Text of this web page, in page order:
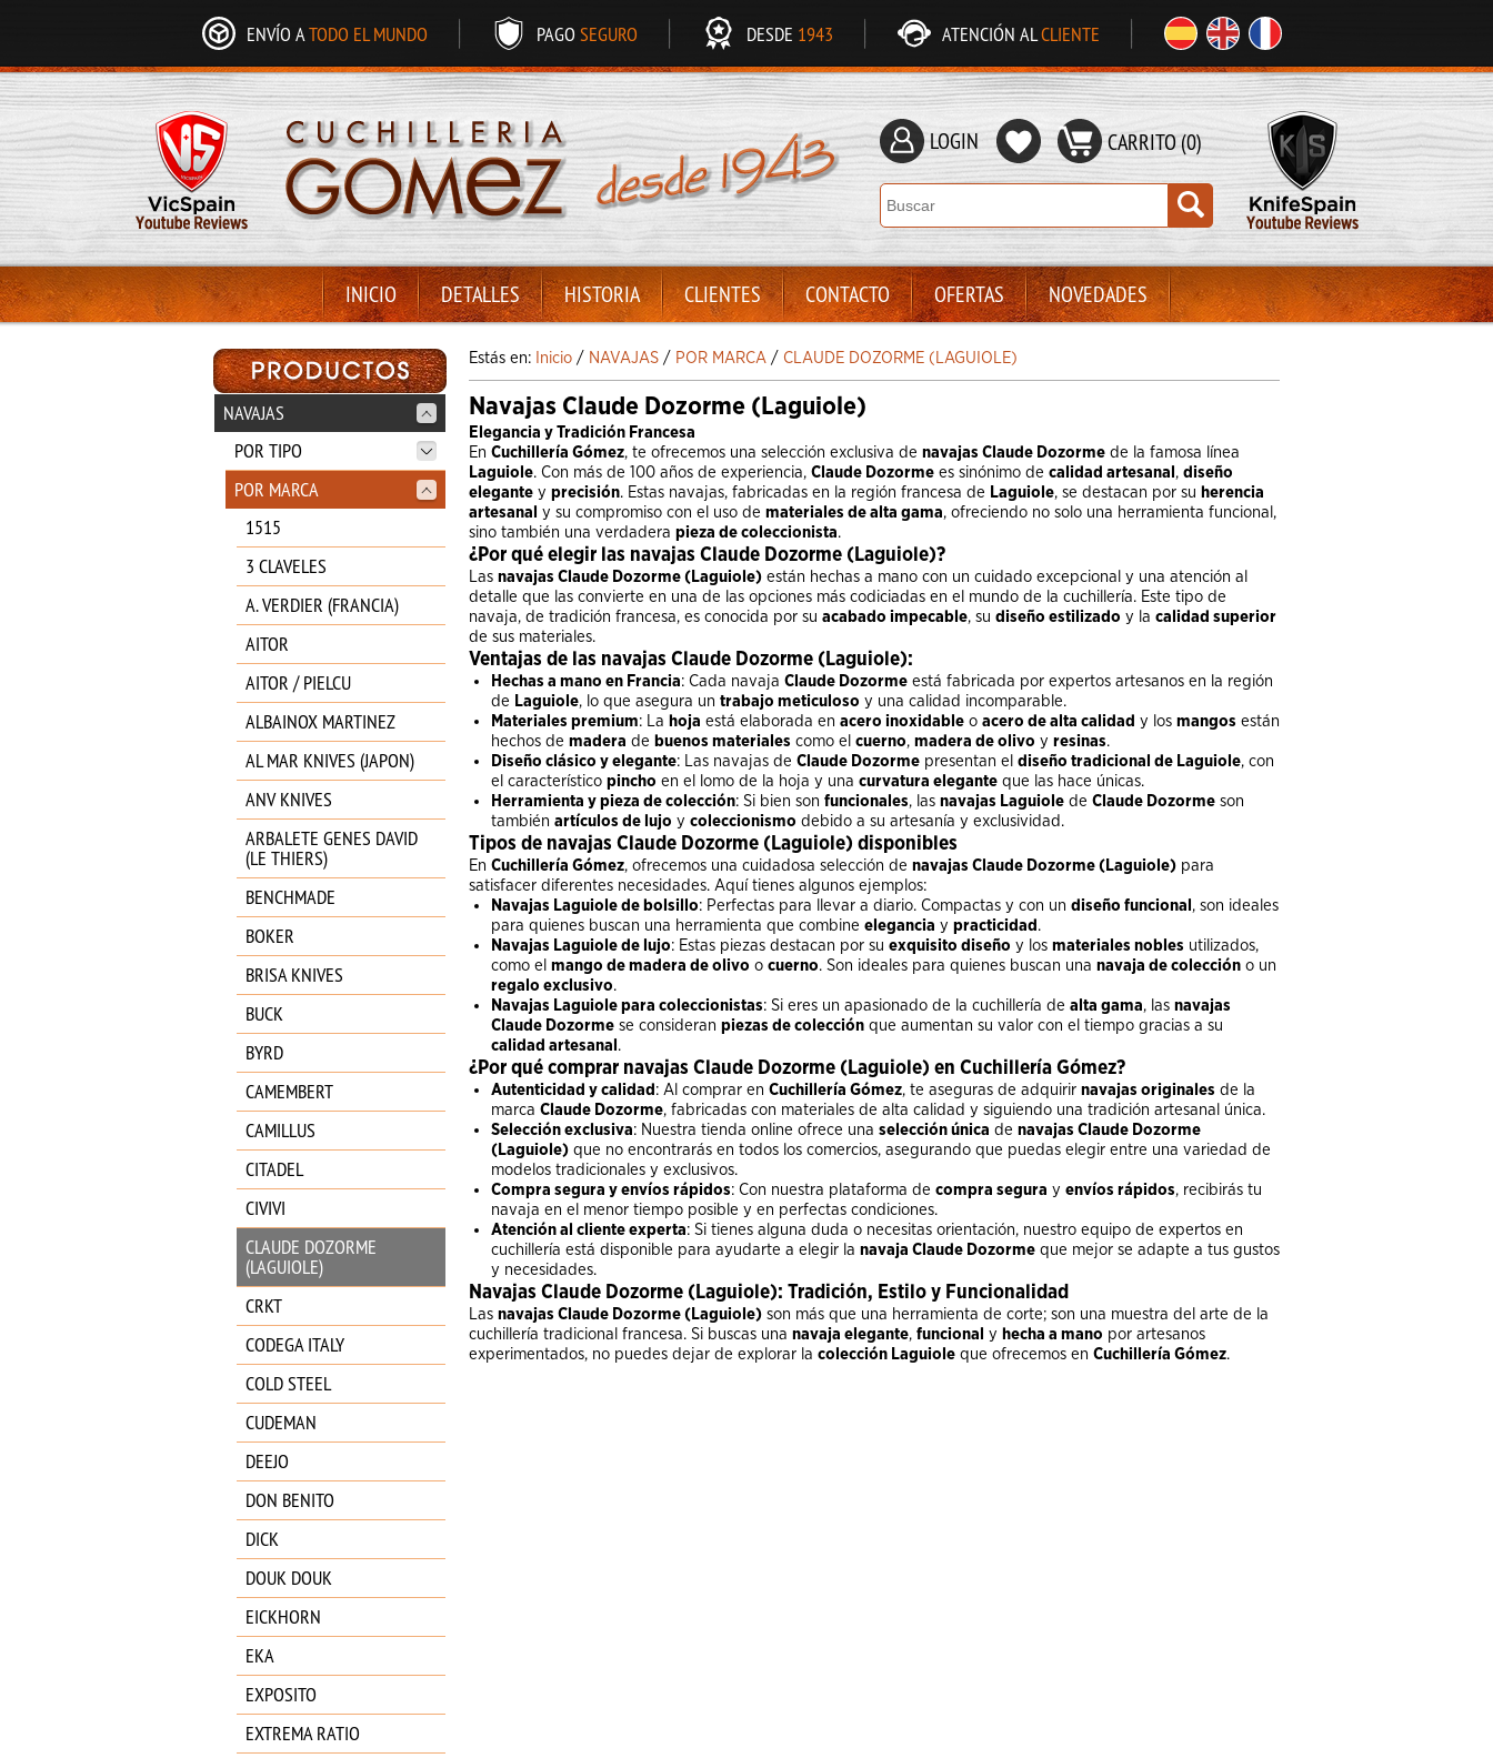
ENVÍO ATODO EL MUNDO PAGO SEGURO DESDE 1943 ATENCIÓN ALCLIENTE
LOGIN CARRITO (0)
INICIO DETALLES HISTORIA CLIENTES CONTACTO OFERTAS NOVEDADES
NAVAJAS
POR TIPO
POR MARCA
1515
3 CLAVELES
A. VERDIER (FRANCIA)
AITOR
AITOR / PIELCU
ALBAINOX MARTINEZ
AL MAR KNIVES (JAPON)
ANV KNIVES
ARBALETE GENES DAVID
(LE THIERS)
BENCHMADE
BOKER
BRISA KNIVES
BUCK
BYRD
CAMEMBERT
CAMILLUS
CITADEL
CIVIVI
CLAUDE DOZORME
(LAGUIOLE)
CRKT
CODEGA ITALY
COLD STEEL
CUDEMAN
DEEJO
DON BENITO
DICK
DOUK DOUK
EICKHORN
EKA
EXPOSITO
EXTREMA RATIO
Estás en: Inicio / NAVAJAS / POR MARCA / CLAUDE DOZORME (LAGUIOLE)
Navajas Claude Dozorme (Laguiole)
Elegancia y Tradición Francesa
En Cuchillería Gómez, te ofrecemos una selección exclusiva de navajas Claude Dozorme de la famosa línea
Laguiole. Con más de 100 años de experiencia, Claude Dozorme es sinónimo de calidad artesanal , diseño
elegante y precisión. Estas navajas, fabricadas en la región francesa de Laguiole, se destacan por su herencia
artesanal y su compromiso con el uso de materiales de alta gama, ofreciendo no solo una herramienta funcional,
sino también una verdadera pieza de coleccionista.
¿Por qué elegir las navajas Claude Dozorme (Laguiole)?
Las navajas Claude Dozorme (Laguiole) están hechas a mano con un cuidado excepcional y una atención al
detalle que las convierte en una de las opciones más codiciadas en el mundo de la cuchillería. Este tipo de
navaja, de tradición francesa, es conocida por su acabado impecable, su diseño estilizado y la calidad superior
de sus materiales.
Ventajas de las navajas Claude Dozorme (Laguiole):
Hechas a mano en Francia: Cada navaja Claude Dozorme está fabricada por expertos artesanos en la región
de Laguiole, lo que asegura un trabajo meticuloso y una calidad incomparable.
Materiales premium: La hoja está elaborada en acero inoxidable o acero de alta calidad y los mangos están
hechos de madera de buenos materiales como el cuerno, madera de olivo y resinas.
Diseño clásico y elegante: Las navajas de Claude Dozorme presentan el diseño tradicional de Laguiole, con
el característico pincho en el lomo de la hoja y una curvatura elegante que las hace únicas.
Herramienta y pieza de colección: Si bien son funcionales, las navajas Laguiole de Claude Dozorme son
también artículos de lujo y coleccionismo debido a su artesanía y exclusividad.
Tipos de navajas Claude Dozorme (Laguiole) disponibles
En Cuchillería Gómez, ofrecemos una cuidadosa selección de navajas Claude Dozorme (Laguiole) para
satisfacer diferentes necesidades. Aquí tienes algunos ejemplos:
Navajas Laguiole de bolsillo: Perfectas para llevar a diario. Compactas y con un diseño funcional , son ideales
para quienes buscan una herramienta que combine elegancia y practicidad .
Navajas Laguiole de lujo: Estas piezas destacan por su exquisito diseño y los materiales nobles utilizados,
como el mango de madera de olivo o cuerno. Son ideales para quienes buscan una navaja de colección o un
regalo exclusivo.
Navajas Laguiole para coleccionistas: Si eres un apasionado de la cuchillería de alta gama, las navajas
Claude Dozorme se consideran piezas de colección que aumentan su valor con el tiempo gracias a su
calidad artesanal .
¿Por qué comprar navajas Claude Dozorme (Laguiole) en Cuchillería Gómez?
Autenticidad y calidad : Al comprar en Cuchillería Gómez, te aseguras de adquirir navajas originales de la
marca Claude Dozorme, fabricadas con materiales de alta calidad y siguiendo una tradición artesanal única.
Selección exclusiva: Nuestra tienda online ofrece una selección única de navajas Claude Dozorme
(Laguiole) que no encontrarás en todos los comercios, asegurando que puedas elegir entre una variedad de
modelos tradicionales y exclusivos.
Compra segura y envíos rápidos: Con nuestra plataforma de compra segura y envíos rápidos, recibirás tu
navaja en el menor tiempo posible y en perfectas condiciones.
Atención al cliente experta: Si tienes alguna duda o necesitas orientación, nuestro equipo de expertos en
cuchillería está disponible para ayudarte a elegir la navaja Claude Dozorme que mejor se adapte a tus gustos
y necesidades.
Navajas Claude Dozorme (Laguiole): Tradición, Estilo y Funcionalidad
Las navajas Claude Dozorme (Laguiole) son más que una herramienta de corte; son una muestra del arte de la
cuchillería tradicional francesa. Si buscas una navaja elegante, funcional y hecha a mano por artesanos
experimentados, no puedes dejar de explorar la colección Laguiole que ofrecemos en Cuchillería Gómez.